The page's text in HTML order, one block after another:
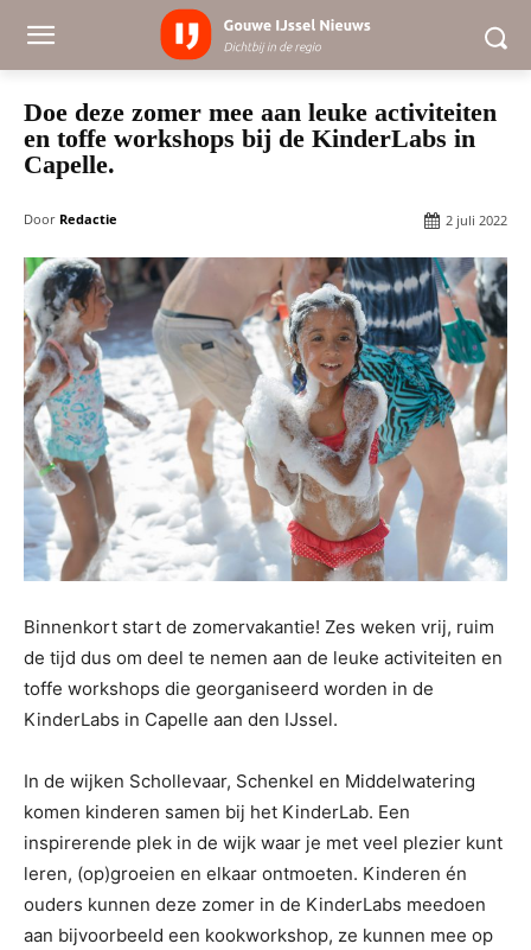
Doe deze zomer mee aan leuke activiteiten
en toffe workshops bij de KinderLabs in
Capelle.
Door Redactie 2 juli 2022
Binnenkort start de zomervakantie! Zes weken vrij, ruim
de tijd dus om deel te nemen aan de leuke activiteiten en
toffe workshops die georganiseerd worden in de
KinderLabs in Capelle aan den IJssel.
In de wijken Schollevaar, Schenkel en Middelwatering
komen kinderen samen bij het KinderLab. Een
inspirerende plek in de wijk waar je met veel plezier kunt
leren, (op)groeien en elkaar ontmoeten. Kinderen én
ouders kunnen deze zomer in de KinderLabs meedoen
aan bijvoorbeeld een kookworkshop, ze kunnen mee op